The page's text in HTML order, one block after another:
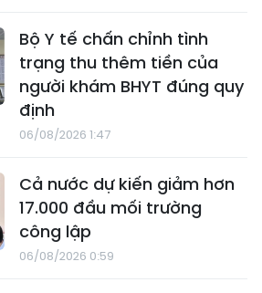
Bộ Y tế chấn chỉnh tình
trạng thu thêm tiền của
người khám BHYT đúng quy
định
06/08/2026 1:47
Cả nước dự kiến giảm hơn
17.000 đầu mối trường
công lập
06/08/2026 0:59